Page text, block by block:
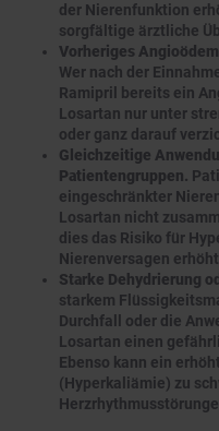
der Nierenfunktion
sorgfältige ärztliche
Vorheriges
Wer nach der
Ramipril bereits ein
Losartan nur unter
oder ganz darauf
Gleichzeitige
Patientengruppen.
eingeschränkter
Losartan nicht
dies das Risiko für
Nierenversagen
Starke Dehydrierung
starkem
Durchfall oder die
Losartan einen
Ebenso kann ein
(Hyperkaliämie) zu